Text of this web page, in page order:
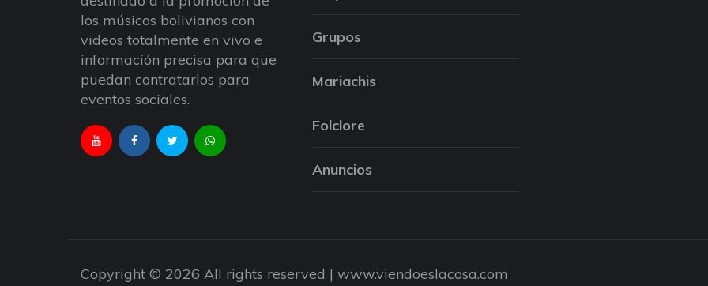
los músicos bolivianos con
videos totalmente en vivo e
información precisa para que
puedan contratarlos para
eventos sociales.
Grupos
Mariachis
Folclore
Anuncios
Copyright © 2026 All rights reserved | www.viendoeslacosa.com